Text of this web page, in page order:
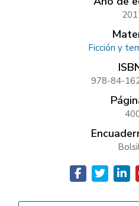
Ficción y
978-84-